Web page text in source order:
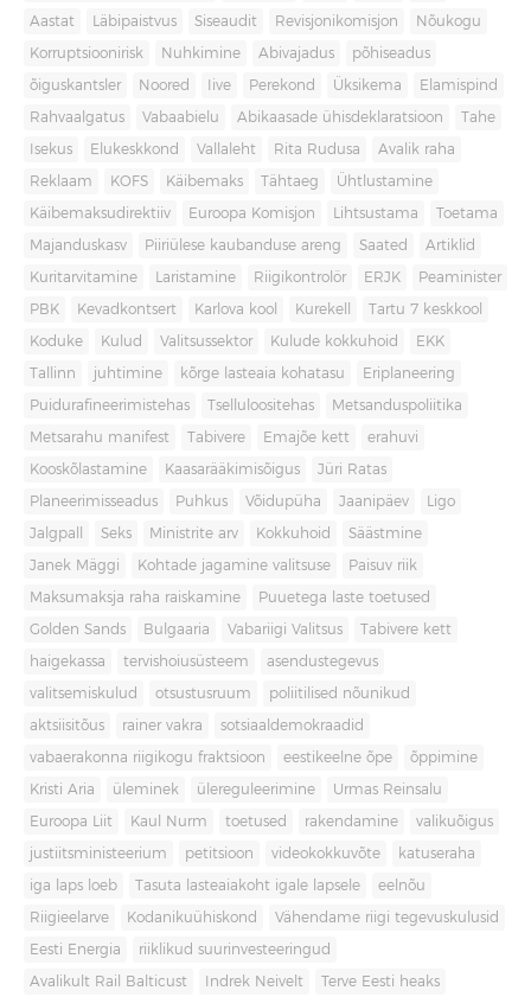
Aastat Läbipaistvus Siseaudit Revisjonikomisjon Nõukogu
Korruptsioonirisk Nuhkimine Abivajadus põhiseadus
õiguskantsler Noored Iive Perekond Üksikema Elamispind
Rahvaalgatus Vabaabielu Abikaasade ühisdeklaratsioon Tahe
Isekus Elukeskkond Vallaleht Rita Rudusa Avalik raha
Reklaam KOFS Käibemaks Tähtaeg Ühtlustamine
Käibemaksudirektiiv Euroopa Komisjon Lihtsustama Toetama
Majanduskasv Piiriülese kaubanduse areng Saated Artiklid
Kuritarvitamine Laristamine Riigikontrolör ERJK Peaminister
PBK Kevadkontsert Karlova kool Kurekell Tartu 7 keskkool
Koduke Kulud Valitsussektor Kulude kokkuhoid EKK
Tallinn juhtimine kõrge lasteaia kohatasu Eriplaneering
Puidurafineerimistehas Tselluloositehas Metsanduspoliitika
Metsarahu manifest Tabivere Emajõe kett erahuvi
Kooskõlastamine Kaasarääkimisõigus Jüri Ratas
Planeerimisseadus Puhkus Võidupüha Jaanipäev Ligo
Jalgpall Seks Ministrite arv Kokkuhoid Säästmine
Janek Mäggi Kohtade jagamine valitsuse Paisuv riik
Maksumaksja raha raiskamine Puuetega laste toetused
Golden Sands Bulgaaria Vabariigi Valitsus Tabivere kett
haigekassa tervishoiusüsteem asendustegevus
valitsemiskulud otsustusruum poliitilised nõunikud
aktsiisitõus rainer vakra sotsiaaldemokraadid
vabaerakonna riigikogu fraktsioon eestikeelne õpe õppimine
Kristi Aria üleminek ülereguleerimine Urmas Reinsalu
Euroopa Liit Kaul Nurm toetused rakendamine valikuõigus
justiitsministeerium petitsioon videokokkuvõte katuseraha
iga laps loeb Tasuta lasteaiakoht igale lapsele eelnõu
Riigieelarve Kodanikuühiskond Vähendame riigi tegevuskulusid
Eesti Energia riiklikud suurinvesteeringud
Avalikult Rail Balticust Indrek Neivelt Terve Eesti heaks